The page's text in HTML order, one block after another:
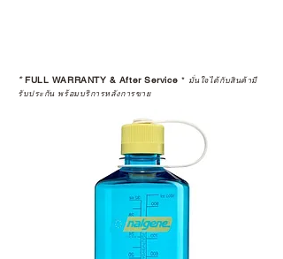
*FULL WARRANTY & After Service * มั่นใจได้กับสินค้ามี
รับประกัน พร้อมบริการหลังการขาย